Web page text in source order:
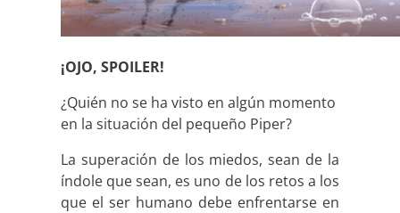
¡OJO, SPOILER!
¿Quién no se ha visto en algún momento
en la situación del pequeño Piper?
La superación de los miedos, sean de la
índole que sean, es uno de los retos a los
que el ser humano debe enfrentarse en